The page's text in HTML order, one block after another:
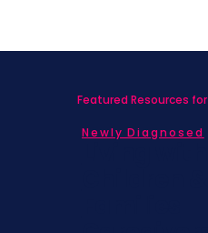
Featured Resources for
Newly Diagnosed